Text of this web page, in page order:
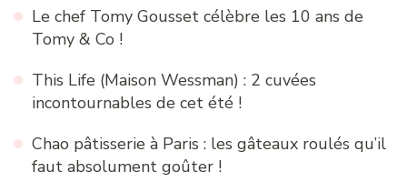
Le chef Tomy Gousset célèbre les 10 ans de
Tomy & Co !
This Life (Maison Wessman) : 2 cuvées
incontournables de cet été !
Chao pâtisserie à Paris : les gâteaux roulés qu’il
faut absolument goûter !